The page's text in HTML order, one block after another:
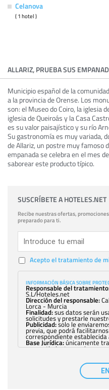
Celanova
( 1 hotel )
ALLARIZ, PRUEBA SUS
Municipio español de la
a la provincia de Orense. Los
son: el Museo do Coiro, la iglesia
iglesia de Queiroás y la Casa
es su valor paisajístico y su río
Su gastronomía es muy variada,
de Allariz, un postre muy famoso
empanada se celebra en el mes
saborear este producto típico.
SUSCRÍBETE A HOTELES.NET
Recibe nuestras ofertas,
preparado para ti.
Acepto el tratamiento de
INFORMACIÓN BÁSICA SOBRE
Responsable del
S.L/Hoteles.net
Dirección del responsable:
Lorca - Murcia
Finalidad:sus datos serán
solicitudes y prestarle
Publicidad:solo le
previa, que podrá
correspondiente establecida
Base Jurídica:únicamente
consentimiento previo, que
con carácter
nuestra entidad que esté
tener conocimiento de la
comunicarán datos a